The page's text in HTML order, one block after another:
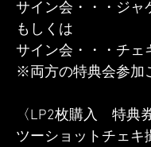
サイン会・・・ジャ
もしくは
サイン会・・・チェ
※両方の特典会参加
〈LP2枚購入　特典
ツーショットチェキ